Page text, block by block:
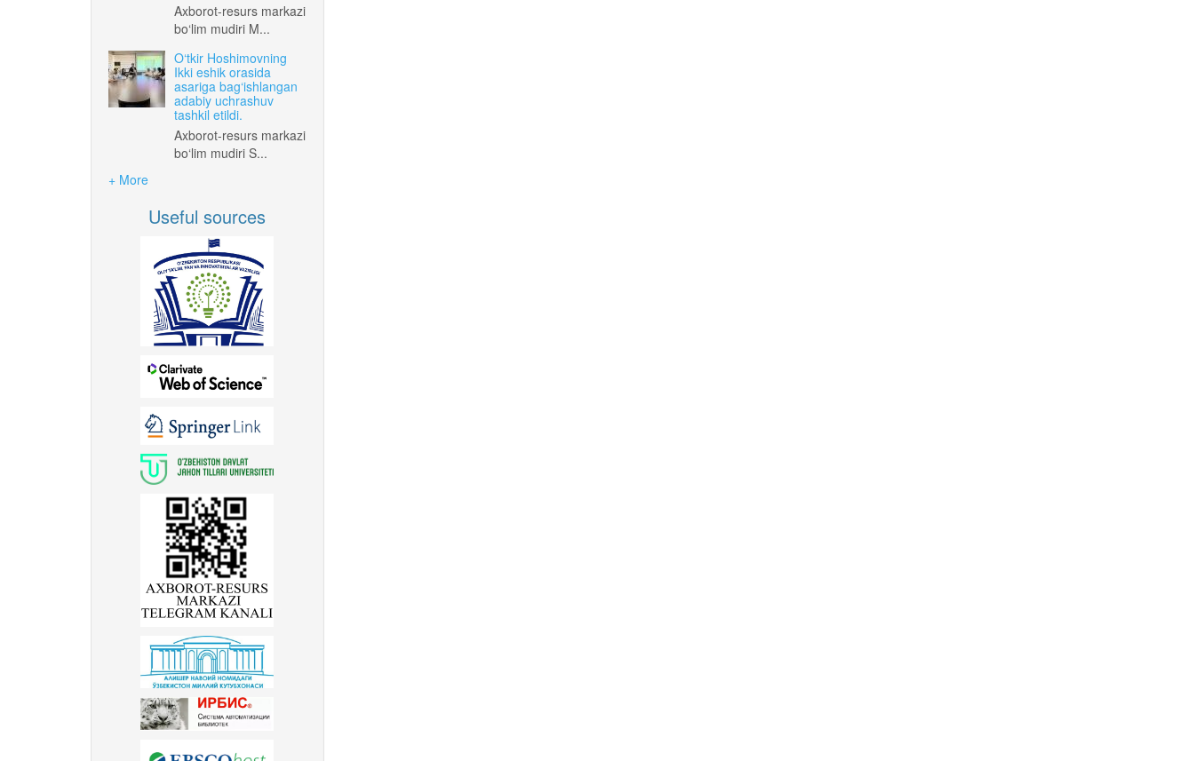
Axborot-resurs markazi
bo‘lim mudiri M...
O‘tkir Hoshimovning
Ikki eshik orasida
asariga bag‘ishlangan
adabiy uchrashuv
tashkil etildi.
Axborot-resurs markazi
bo‘lim mudiri S...
+ More
Useful sources